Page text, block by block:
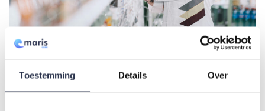
Toestemming Details Over
Milieuthermometer De Vereniging Milieu Platform
zorgsector is er speciaal voor de zorg. Een ‘groene’